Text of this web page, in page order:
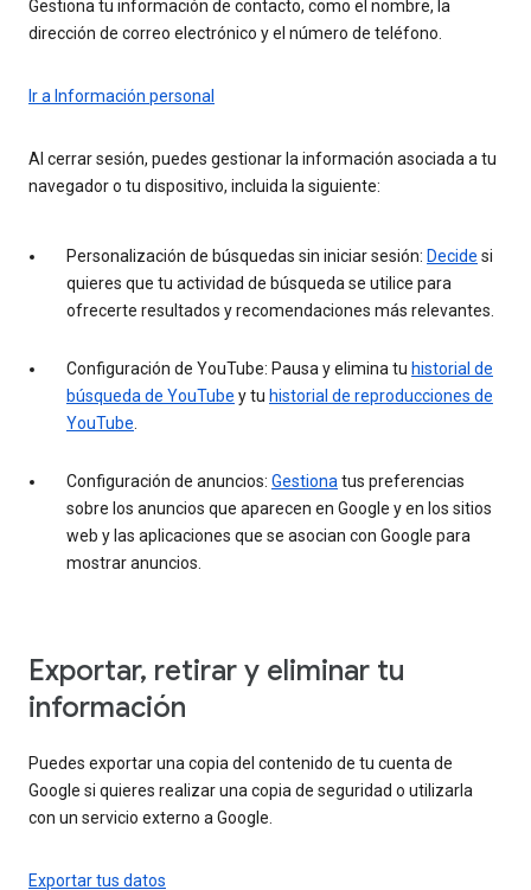
Gestiona tu información de contacto, como el nombre, la
dirección de correo electrónico y el número de teléfono.
Ir a Información personal
Al cerrar sesión, puedes gestionar la información asociada a tu
navegador o tu dispositivo, incluida la siguiente:
Personalización de búsquedas sin iniciar sesión: Decide si
quieres que tu actividad de búsqueda se utilice para
ofrecerte resultados y recomendaciones más relevantes.
Configuración de YouTube: Pausa y elimina tu historial de
búsqueda de YouTube y tu historial de reproducciones de
YouTube
Configuración de anuncios: Gestiona tus preferencias
sobre los anuncios que aparecen en Google y en los sitios
web y las aplicaciones que se asocian con Google para
mostrar anuncios.
Exportar, retirar y eliminar tu
información
Puedes exportar una copia del contenido de tu cuenta de
Google si quieres realizar una copia de seguridad o utilizarla
con un servicio externo a Google.
Exportar tus datos